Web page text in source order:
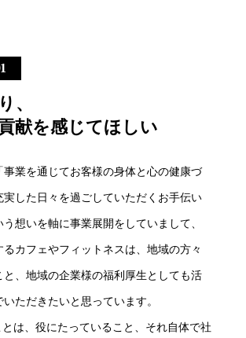
、
献を感じてほしい
事業を通じてお客様の身体と心の健康づ
実した日々を過ごしていただくお手伝い
想いを軸に事業展開をしていまして、
るカフェやフィットネスは、地域の方々
と、地域の企業様の福利厚生としても活
ただきたいと思っています。
とは、役にたっていること、それ自体で社